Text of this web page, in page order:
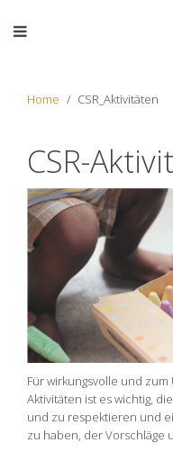
Home CSR_Aktivitäten
CSR-
Für wirkungsvolle und
Aktivitäten ist es wichtig,
und zu respektieren und
zu haben, der Vorschläge